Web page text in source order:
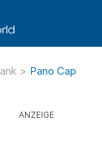
> Pano Cap